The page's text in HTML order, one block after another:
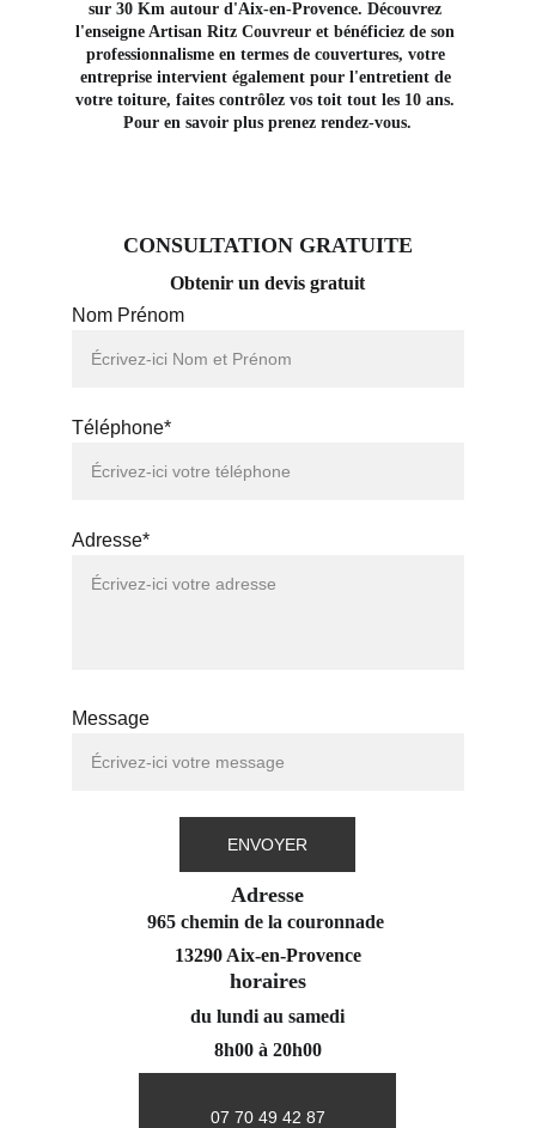
Nom Prénom
Téléphone*
Adresse*
Message
ENVOYER
Adresse
965 chemin de la couronnade
13290 Aix-en-Provence
07 70 49 42 87
sur 30 Km autour d'Aix-en-Provence. Découvrez
l'enseigne Artisan Ritz Couvreur et bénéficiez de son
professionnalisme en termes de couvertures, votre
entreprise intervient également pour l'entretient de
votre toiture, faites contrôlez vos toit tout les 10 ans.
Pour en savoir plus prenez rendez-vous.
CONSULTATION GRATUITE
Obtenir un devis gratuit
horaires
du lundi au samedi
8h00 à 20h00